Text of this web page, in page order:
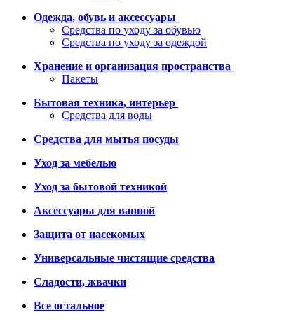
Одежда, обувь и аксессуары
Средства по уходу за обувью
Средства по уходу за одеждой
Хранение и организация пространства
Пакеты
Бытовая техника, интерьер
Средства для воды
Средства для мытья посуды
Уход за мебелью
Уход за бытовой техникой
Аксессуары для ванной
Защита от насекомых
Универсальные чистящие средства
Сладости, жвачки
Все остальное